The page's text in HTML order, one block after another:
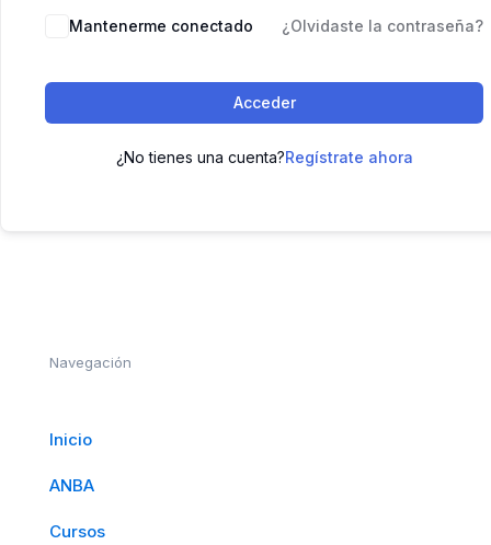
Mantenerme conectado ¿Olvidaste la contraseña?
Acceder
¿No tienes una cuenta?Regístrate ahora
Navegación
Inicio
ANBA
Cursos